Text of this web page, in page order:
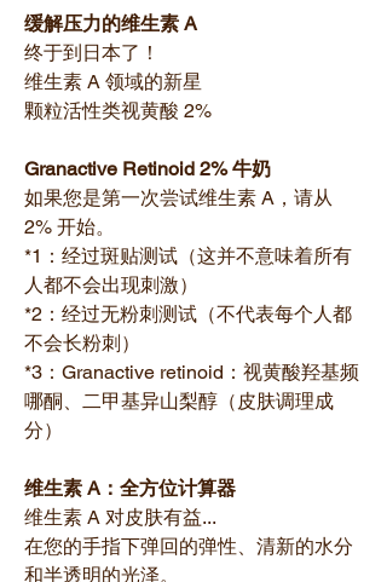
缓解压力的维生素 A
终于到日本了！
维生素 A 领域的新星
颗粒活性类视黄酸 2%
Granactive Retinoid 2% 牛奶
如果您是第一次尝试维生素 A，请从
2% 开始。
*1：经过斑贴测试（这并不意味着所有
人都不会出现刺激）
*2：经过无粉刺测试（不代表每个人都
不会长粉刺）
*3：Granactive retinoid：视黄酸羟基频
哪酮、二甲基异山梨醇（皮肤调理成
分）
维生素 A：全方位计算器
维生素 A 对皮肤有益...
在您的手指下弹回的弹性、清新的水分
和半透明的光泽。